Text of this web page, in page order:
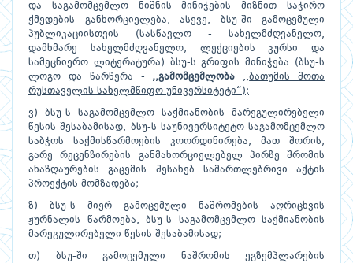
და საგამომცემლო ნიშნის მინიჭების მიზნით საჭირო
ქმედების განხორციელება, ასევე, ბსუ-ში გამოცემული
პუბლიკაციისთვის (სასწავლო - სახელმძღვანელო,
დამხმარე სახელმძღვანელო, ლექციების კურსი და
სამეცნიერო ლიტერატურა) ბსუ-ს გრიფის მინიჭება (ბსუ-ს
ლოგო და წარწერა - ,,გამომცემლობა ,,ბათუმისშოთა
რუსთაველის სახელმწიფო უნივერსიტეტი“);
ვ) ბსუ-ს საგამომცემლო საქმიანობის მარეგულირებელი
წესის შესაბამისად, ბსუ-ს საუნივერსიტეტო საგამომცემლო
საბჭოს საქმისწარმოების კოორდინირება, მათ შორის,
გარე რეცენზირების განმახორციელებელ პირზე შრომის
ანაზღაურების გაცემის შესახებ სამართლებრივი აქტის
პროექტის მომზადება;
ზ) ბსუ-ს მიერ გამოცემული ნაშრომების აღრიცხვის
ჟურნალის წარმოება, ბსუ-ს საგამომცემლო საქმიანობის
მარეგულირებელი წესის შესაბამისად;
თ) ბსუ-ში გამოცემული ნაშრომის ეგზემპლარების